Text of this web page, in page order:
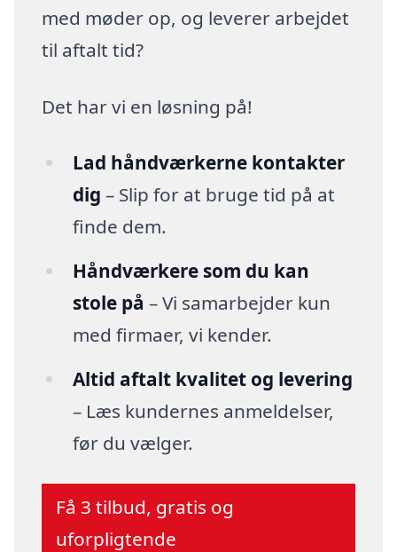
med møder op, og leverer arbejdet
til aftalt tid?
Det har vi en løsning på!
Lad håndværkerne kontakter
dig – Slip for at bruge tid på at
finde dem.
Håndværkere som du kan
stole på – Vi samarbejder kun
med firmaer, vi kender.
Altid aftalt kvalitet og levering
– Læs kundernes anmeldelser,
før du vælger.
Få 3 tilbud, gratis og
uforpligtende